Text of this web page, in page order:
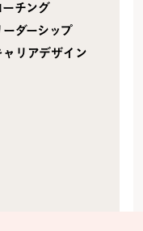
ーチング
ーダーシップ
ャリアデザイン